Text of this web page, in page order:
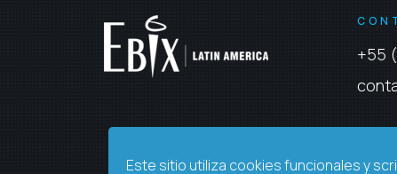
Este sitio utiliza cookies funcionales y
+55